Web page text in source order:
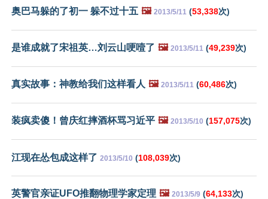
奥巴马躲的了初一 躲不过十五 🖼️ 2013/5/11 (53,338次)
是谁成就了宋祖英…刘云山哽噎了 🖼️ 2013/5/11 (49,239次)
真实故事：神教给我们这样看人 🖼️ 2013/5/11 (60,486次)
装疯卖傻！曾庆红摔酒杯骂习近平 🖼️ 2013/5/10 (157,075次)
江现在怂包成这样了 2013/5/10 (108,039次)
英警官亲证UFO推翻物理学家定理 🖼️ 2013/5/9 (64,133次)